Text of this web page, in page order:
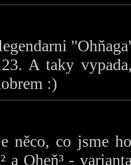
A taky
:)
něco, co jsme
a Oheň³ -